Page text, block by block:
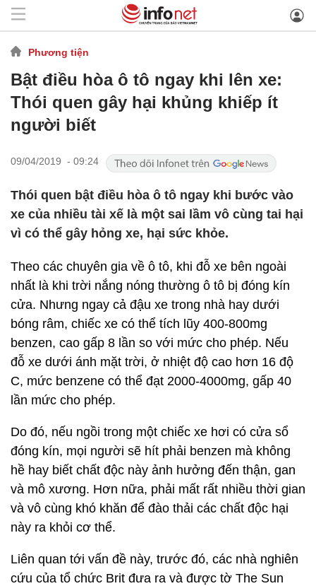
Phương tiện
Bật điều hòa ô tô ngay khi lên xe:
Thói quen gây hại khủng khiếp ít
người biết
09/04/2019 - 09:24
Thói quen bật điều hòa ô tô ngay khi bước vào
xe của nhiều tài xế là một sai lầm vô cùng tai hại
vì có thể gây hỏng xe, hại sức khỏe.
Theo các chuyên gia về ô tô, khi đỗ xe bên ngoài
nhất là khi trời nắng nóng thường ô tô bị đóng kín
cửa. Nhưng ngay cả đậu xe trong nhà hay dưới
bóng râm, chiếc xe có thể tích lũy 400-800mg
benzen, cao gấp 8 lần so với mức cho phép. Nếu
đỗ xe dưới ánh mặt trời, ở nhiệt độ cao hơn 16 độ
C, mức benzene có thể đạt 2000-4000mg, gấp 40
lần mức cho phép.
Do đó, nếu ngồi trong một chiếc xe hơi có cửa sổ
đóng kín, mọi người sẽ hít phải benzen mà không
hề hay biết chất độc này ảnh hưởng đến thận, gan
và mô xương. Hơn nữa, phải mất rất nhiều thời gian
và vô cùng khó khăn để đào thải các chất độc hại
này ra khỏi cơ thể.
Liên quan tới vấn đề này, trước đó, các nhà nghiên
cứu của tổ chức Brit đưa ra và được tờ The Sun